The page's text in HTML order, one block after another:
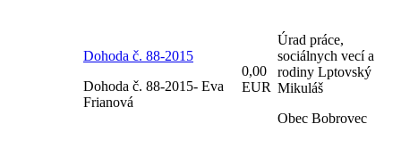
Dohoda č. 88-2015
Dohoda č. 88-2015- Eva
Frianová
0,00
EUR
Úrad práce,
sociálnych vecí a
rodiny Lptovský
Mikuláš
Obec Bobrovec